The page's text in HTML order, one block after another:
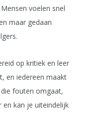
voelen snel
maar gedaan
op kritiek en leer
en iedereen maakt
fouten omgaat,
en kan je uiteindelijk